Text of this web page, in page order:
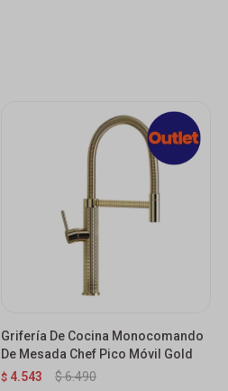
Grifería De Cocina Monocomando
De Mesada Chef Pico Móvil Gold
$ 4.543 $6.490